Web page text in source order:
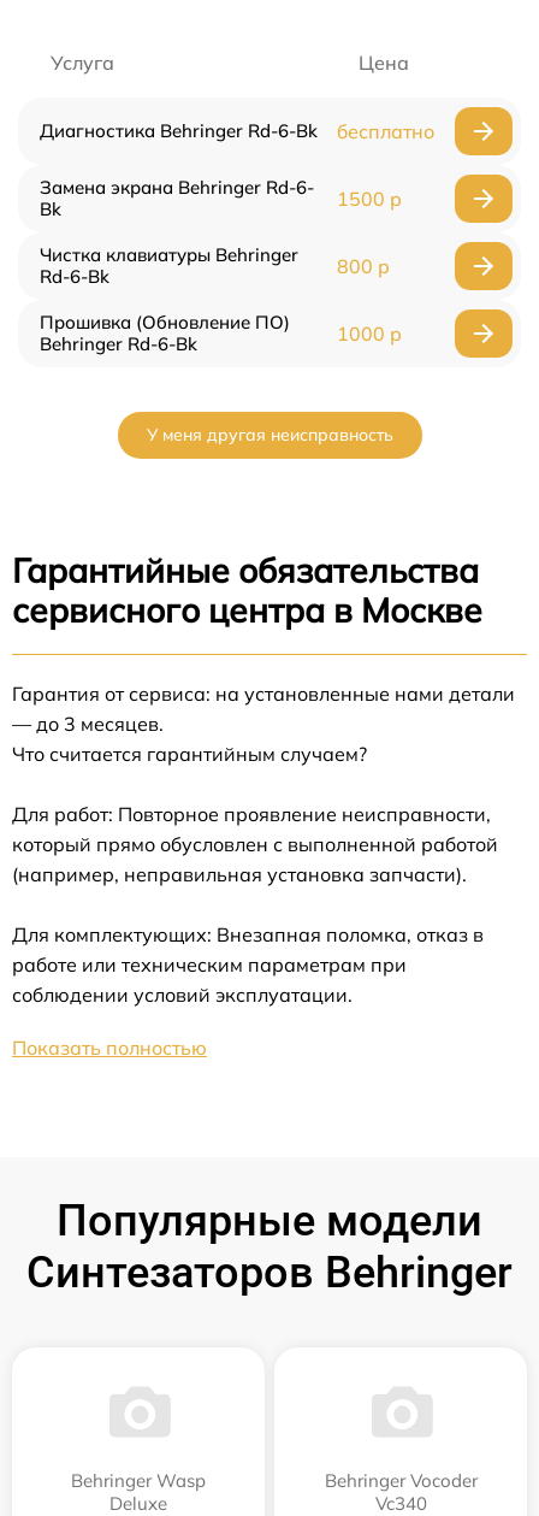
Услуга Цена
Диагностика Behringer Rd-6-Bk бесплатно
Замена экрана Behringer Rd-6-
Bk
1500 р
Чистка клавиатуры Behringer
Rd-6-Bk
800 р
Прошивка (Обновление ПО)
Behringer Rd-6-Bk
1000 р
У меня другая неисправность
Гарантийные обязательства
сервисного центра в Москве
Гарантия от сервиса: на установленные нами детали
— до 3 месяцев.
Что считается гарантийным случаем?
Для работ: Повторное проявление неисправности,
который прямо обусловлен с выполненной работой
(например, неправильная установка запчасти).
Для комплектующих: Внезапная поломка, отказ в
работе или техническим параметрам при
соблюдении условий эксплуатации.
Показать полностью
Популярные модели
Синтезаторов Behringer
Behringer Wasp
Deluxe
Behringer Vocoder
Vc340